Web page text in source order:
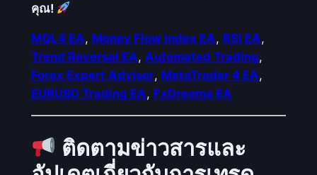
คุณ!
MQL4 EA, Money Flow Index EA, RSI EA,
Trend Reversal EA, Automated Trading,
Forex Expert Advisor, MetaTrader 4 EA,
EURUSD Trading EA, FxDreema EA
ติดตามข่าวสารและ